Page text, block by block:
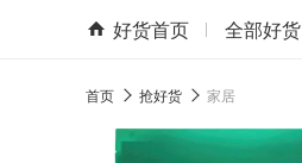
好货首页 全部好货
首页 抢好货 家居